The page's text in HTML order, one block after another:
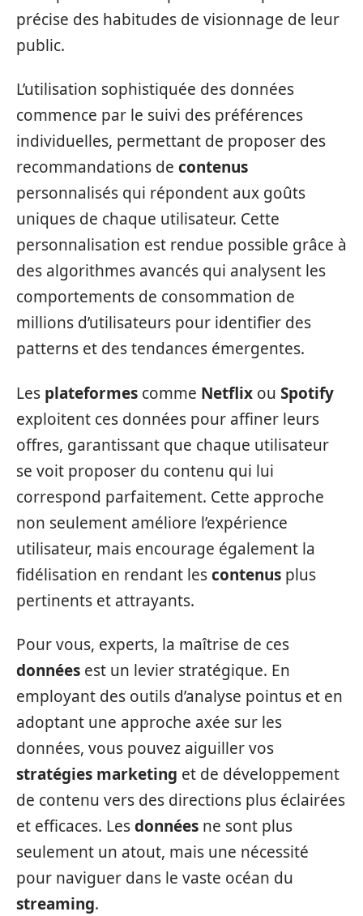
précise des habitudes de visionnage de leur
public.
L’utilisation sophistiquée des données
commence par le suivi des préférences
individuelles, permettant de proposer des
recommandations de contenus
personnalisés qui répondent aux goûts
uniques de chaque utilisateur. Cette
personnalisation est rendue possible grâce à
des algorithmes avancés qui analysent les
comportements de consommation de
millions d’utilisateurs pour identifier des
patterns et des tendances émergentes.
Les plateformes comme Netflix ou Spotify
exploitent ces données pour affiner leurs
offres, garantissant que chaque utilisateur
se voit proposer du contenu qui lui
correspond parfaitement. Cette approche
non seulement améliore l’expérience
utilisateur, mais encourage également la
fidélisation en rendant lescontenus plus
pertinents et attrayants.
Pour vous, experts, la maîtrise de ces
données est un levier stratégique. En
employant des outils d’analyse pointus et en
adoptant une approche axée sur les
données, vous pouvez aiguiller vos
stratégies marketing et de développement
de contenu vers des directions plus éclairées
et efficaces. Lesdonnées ne sont plus
seulement un atout, mais une nécessité
pour naviguer dans le vaste océan du
streaming.